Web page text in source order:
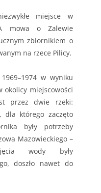
miejsce w
mowa o Zalewie
zbiornikiem o
na rzece Pilicy.
w wyniku
okolicy miejscowości
przez dwie rzeki:
dla którego zaczęto
były potrzeby
Mazowieckiego –
wody były
doszło nawet do